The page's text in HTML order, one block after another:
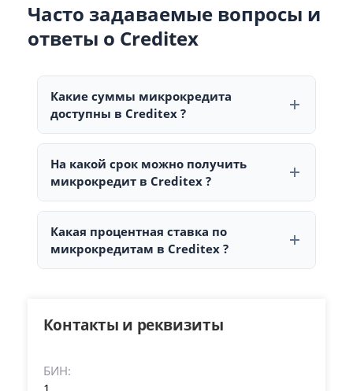
Часто задаваемые вопросы и
ответы о Creditex
Какие суммы микрокредита
доступны в Creditex ?
В Creditex можно оформить микрокредит на сумму
от 5 000 до 250 000 тенге. Для новых клиентов
доступная сумма может быть ниже.
На какой срок можно получить
микрокредит в Creditex ?
Срок погашения займа составляет от 5 до 30
дней. Первый микрокредит, как правило, не
предоставляется на максимальный срок.
Какая процентная ставка по
микрокредитам в Creditex ?
индивидуально при оформлении заявки.
Контакты и реквизиты
БИН: